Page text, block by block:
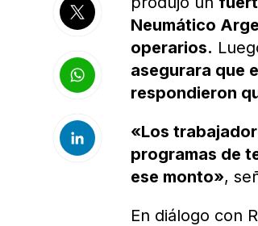
Neumático
operarios.
asegurara que
respondieron
«Los
programas de
ese monto»,
En diálogo con